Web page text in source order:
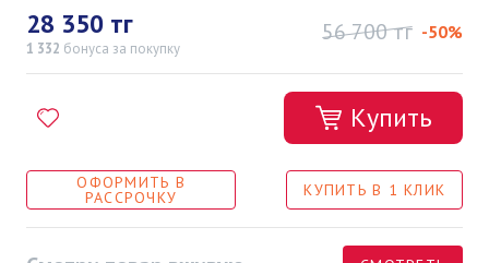
28 350 тг
1 332 бонуса за покупку
56 700 тг -50%
Купить
ОФОРМИТЬ В
РАССРОЧКУ КУПИТЬ В 1 КЛИК